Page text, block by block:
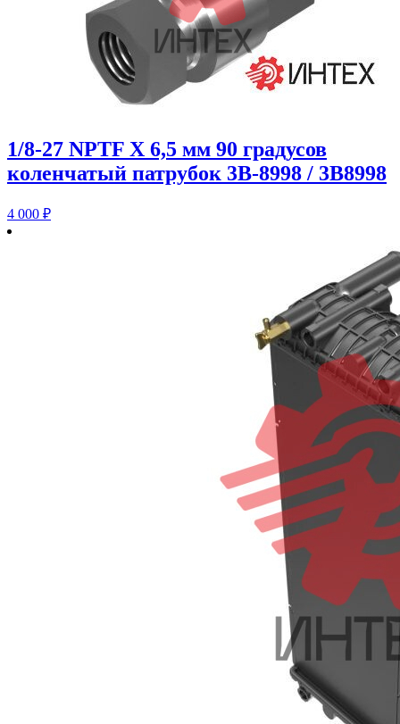
1/8-27 NPTF X 6,5 мм 90 градусов
коленчатый патрубок 3B-8998 / 3B8998
4 000 ₽